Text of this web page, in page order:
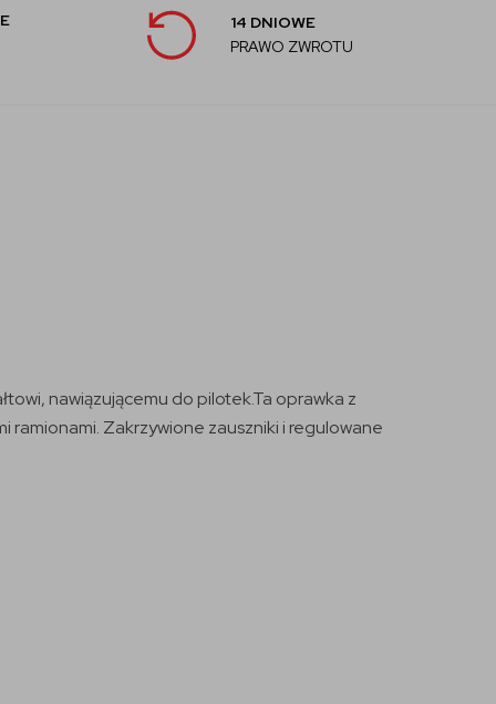
14 DNIOWE
PRAWO ZWROTU
nawiązującemu do pilotek.Ta oprawka z
ramionami. Zakrzywione zauszniki i regulowane